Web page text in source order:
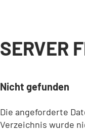
SERVER
Nicht gefunden
Die angeforderte
Verzeichnis wurde